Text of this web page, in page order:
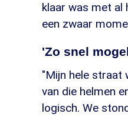
klaar was met al
een zwaar
'Zo snel
"Mijn hele straat
van die helmen
logisch. We